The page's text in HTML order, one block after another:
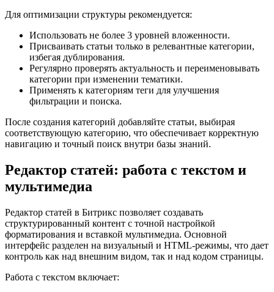
Для оптимизации структуры рекомендуется:
Использовать не более 3 уровней вложенности.
Присваивать статьи только в релевантные категории,
избегая дублирования.
Регулярно проверять актуальность и переименовывать
категории при изменении тематики.
Применять к категориям теги для улучшения
фильтрации и поиска.
После создания категорий добавляйте статьи, выбирая
соответствующую категорию, что обеспечивает корректную
навигацию и точный поиск внутри базы знаний.
Редактор статей: работа с текстом и
мультимедиа
Редактор статей в Битрикс позволяет создавать
структурированный контент с точной настройкой
форматирования и вставкой мультимедиа. Основной
интерфейс разделен на визуальный и HTML-режимы, что дает
контроль как над внешним видом, так и над кодом страницы.
Работа с текстом включает: